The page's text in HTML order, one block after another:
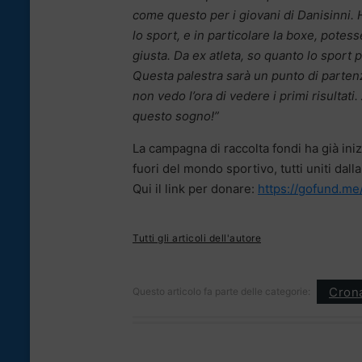
come questo per i giovani di Danisinni.
lo sport, e in particolare la boxe,
giusta. Da ex atleta, so quanto lo sport
Questa palestra sarà un punto di
non vedo l’ora di vedere i primi
questo sogno!”
La campagna di raccolta fondi ha già
fuori del mondo sportivo, tutti uniti
Qui il link per donare: https://
Tutti gli articoli dell'autore
Questo articolo fa parte delle categorie: